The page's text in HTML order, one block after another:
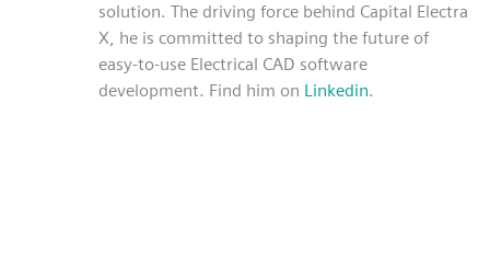
solution. The driving force behind Capital Electra
X, he is committed to shaping the future of
easy-to-use Electrical CAD software
development. Find him on Linkedin.